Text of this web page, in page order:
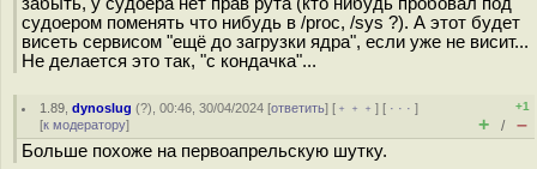
судоером поменять что нибудь в /proc, /sys ?). А этот будет
висеть сервисом "ещё до загрузки ядра", если уже не висит...
Не делается это так, "с кондачка"...
1.89 ,dynoslug (?), 00:46, 30/04/2024 [ответить] [ ﹢﹢﹢] [ · · ·]
[к модератору]
+1
+ / –
Больше похоже на первоапрельскую шутку.